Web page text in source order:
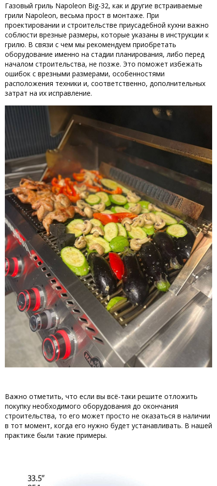
Газовый гриль Napoleon Big-32, как и другие встраиваемые
грили Napoleon, весьма прост в монтаже. При
проектировании и строительстве приусадебной кухни важно
соблюсти врезные размеры, которые указаны в инструкции к
грилю. В связи с чем мы рекомендуем приобретать
оборудование именно на стадии планирования, либо перед
началом строительства, не позже. Это поможет избежать
ошибок с врезными размерами, особенностями
расположения техники и, соответственно, дополнительных
затрат на их исправление.
Важно отметить, что если вы всё-таки решите отложить
покупку необходимого оборудования до окончания
строительства, то его может просто не оказаться в наличии
в тот момент, когда его нужно будет устанавливать. В нашей
практике были такие примеры.